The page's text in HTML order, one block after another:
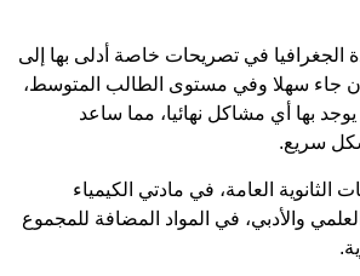
الجغرافيا في تصريحات خاصة أدلى بها إلى
جاء سهلا وفي مستوى الطالب المتوسط،
يوجد بها أي مشاكل نهائيا، مما ساعد
سريع.
الثانوية العامة، في مادتي الكيمياء
والأدبي، في المواد المضافة للمجموع